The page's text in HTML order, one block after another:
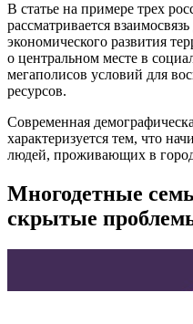
В статье на примере трех
рассматривается
экономического развития
о центральном месте в
мегаполисов условий для
ресурсов.
Современная
характеризуется тем, что
людей, проживающих в
Многодетные
скрытые